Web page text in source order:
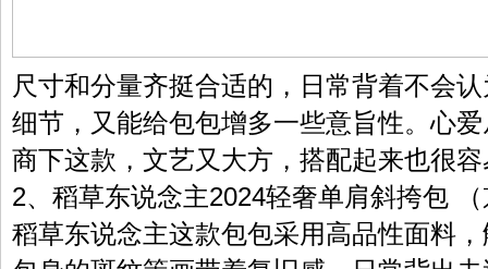
尺寸和分量齐挺合适的，日常背着不会
细节，又能给包包增多一些意旨性。心
商下这款，文艺又大方，搭配起来也很
2、稻草东说念主2024轻奢单肩斜挎包
稻草东说念主这款包包采用高品性面料